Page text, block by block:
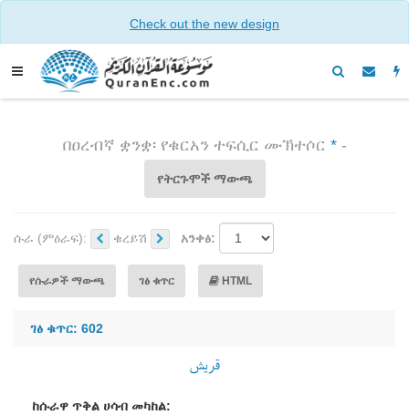
Check out the new design
በዐረብኛ ቋንቋ፡ የቁርአን ተፍሲር ሙኽተሶር *-
የትርጉሞች ማውጫ
ሱራ (ምዕራፍ): ቁረይሽ አንቀፅ:
የሱራዎች ማውጫ ገፅ ቁጥር HTML
ገፅ ቁጥር: 602
قريش
ከሱራዋ ጥቅል ሀሳብ መካከል: